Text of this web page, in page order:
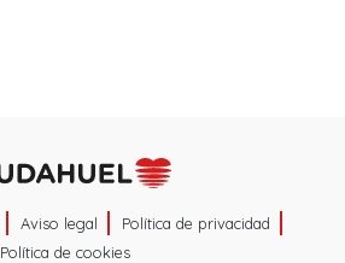
Aviso legal
Política de privacidad
Política de cookies